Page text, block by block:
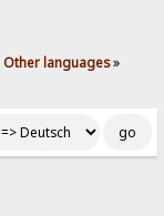
Other languages»